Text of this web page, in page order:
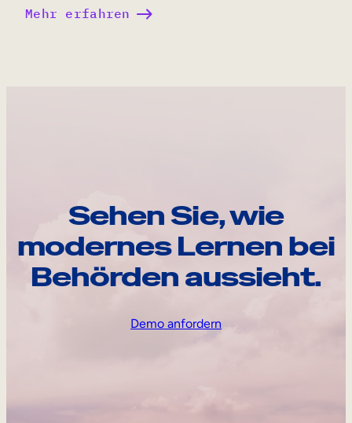
Mehr erfahren
Sehen Sie, wie
modernes Lernen bei
Behörden aussieht.
Demo anfordern